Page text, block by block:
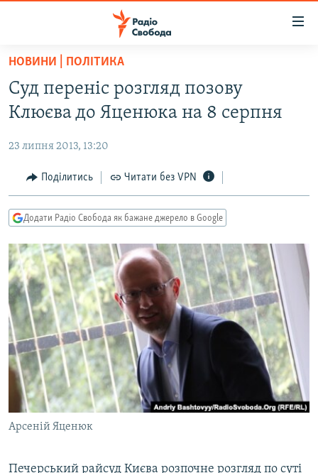
Перейти
основного
матеріалу
до
навігації
Перейти
до
ВСЕ ЗА ДОБУ
ПОЛІТИКА
ЕКОНОМІКА
КУЛЬТУРА
СПОРТ
УКРАЇНА
СВІТ
ВІЙНА
РОСІЙСЬКА «ФІЛЬТРАЦІЯ»
КРИМ.РЕАЛІЇ
ТИ ЯК?
СХЕМИ
КИТАЙ.ВИКЛИКИ
МУЛЬТИМЕДІА
ФОТО
СПЕЦПРОЄКТИ
ПОДКАСТИ
РУС
НОВИНИ | ПОЛІТИКА
Суд переніс розгляд позову
Клюєва до Яценюка на 8 серпня
23 липня 2013, 13:20
Поділитись Читати без VPN
Додати Радіо Свобода як бажане джерело в Google
Арсеній Яценюк
Печерський райсуд Києва розпочне розгляд по суті